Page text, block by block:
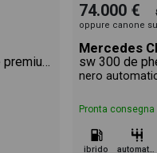
74.000 €
oppure canone
Mercedes
nero
Pronta consegna
ibrido automatico